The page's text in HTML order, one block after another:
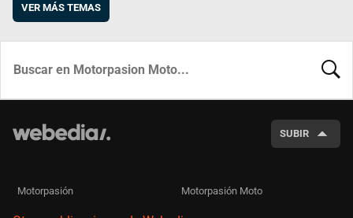
VER MÁS TEMAS
SUBIR
Motorpasión Motorpasión Moto